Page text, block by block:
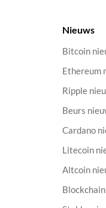
Nieuws
Bitcoin
Ethereum
Ripple
Beurs
Cardano
Litecoin
Altcoin